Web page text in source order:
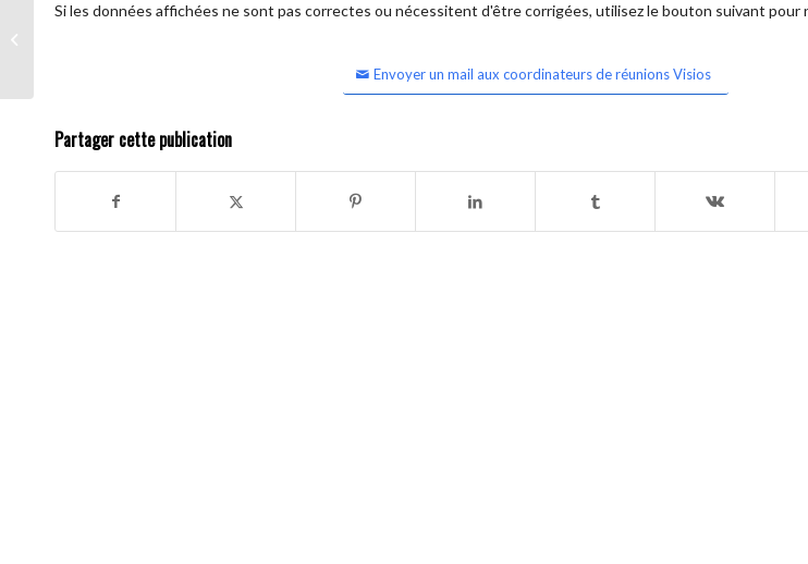
Si les données affichées ne sont pas correctes ou nécessitent d'être corrigées, utilisez le bouton suivant pour
Envoyer un mail aux coordinateurs de réunions Visios
Partager cette publication